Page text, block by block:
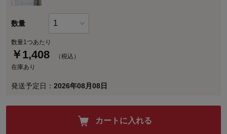
数量
数量1つあたり
￥ 1,408
（税込）
在庫あり
発送予定日： 2026年08月08日
カートに入れる